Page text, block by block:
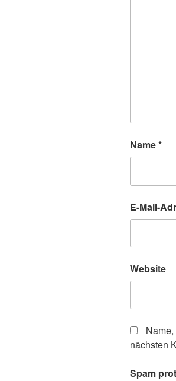
Name*
E-Mail-
Website
nächsten
Spam